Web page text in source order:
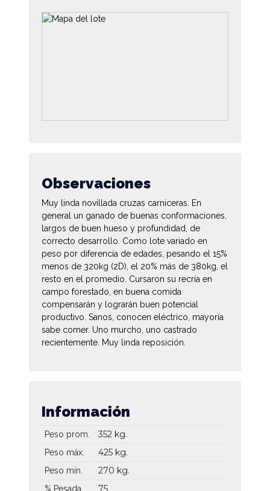
Observaciones
Muy linda novillada cruzas carniceras. En
general un ganado de buenas conformaciones,
largos de buen hueso y profundidad, de
correcto desarrollo. Como lote variado en
peso por diferencia de edades, pesando el 15%
menos de 320kg (2D), el 20% más de 380kg, el
resto en el promedio. Cursaron su recría en
campo forestado, en buena comida
compensarán y lograrán buen potencial
productivo. Sanos, conocen eléctrico, mayoría
sabe comer. Uno murcho, uno castrado
recientemente. Muy linda reposición.
Información
Peso prom. 352 kg.
Peso máx. 425 kg.
Peso mín. 270 kg.
% Pesada 75